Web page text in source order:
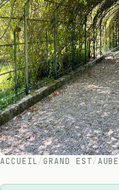
ACCUEIL/ GRAND EST/ AUBE